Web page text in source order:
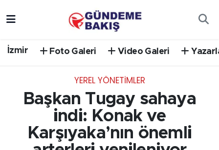
İzmir Foto Galeri Video Galeri
YEREL YÖNETİMLER
Başkan Tugay sahaya
indi: Konak ve
Karşıyaka’nın önemli
EĞİTİM
Trafik Durumu
Süper Lig Puan Durumu ve Fikstür
Tüm Manşetler